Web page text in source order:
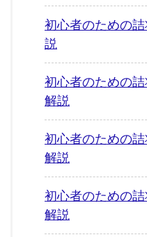
初心者のための
説
初心者のための
解説
初心者のための
解説
初心者のための
解説